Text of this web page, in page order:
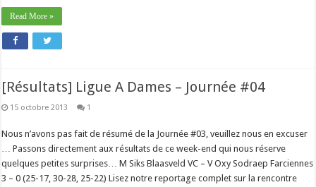
Read More »
[Résultats] Ligue A Dames – Journée #04
15 octobre 2013 1
Nous n’avons pas fait de résumé de la Journée #03, veuillez nous en excuser
… Passons directement aux résultats de ce week-end qui nous réserve
quelques petites surprises… M Siks Blaasveld VC – V Oxy Sodraep Farciennes
3 – 0 (25-17, 30-28, 25-22) Lisez notre reportage complet sur la rencontre